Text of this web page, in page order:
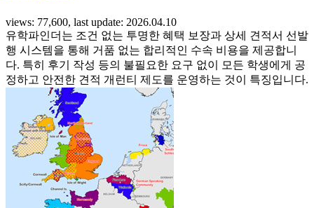
views: 77,600, last update: 2026.04.10
유학파인더는 조건 없는 투명한 혜택 보장과 상세 견적서 선발
행 시스템을 통해 거품 없는 합리적인 수속 비용을 제공합니
다. 특히 후기 작성 등의 불필요한 요구 없이 모든 학생에게 공
정하고 안전한 견적 개런티 제도를 운영하는 것이 특징입니다.